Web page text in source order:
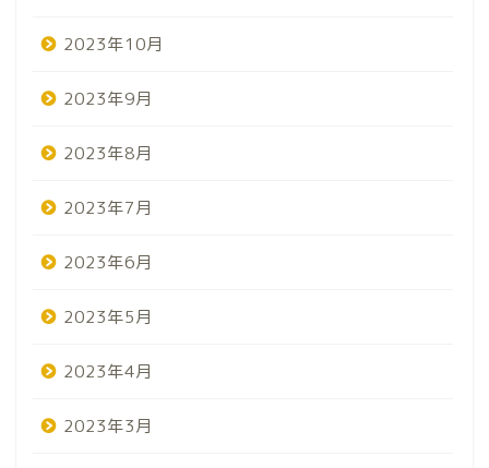
2023年10月
2023年9月
2023年8月
2023年7月
2023年6月
2023年5月
2023年4月
2023年3月